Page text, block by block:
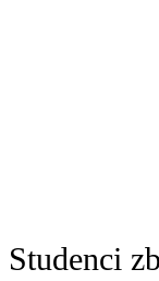
Studenci